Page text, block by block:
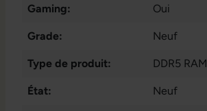
Gaming: Oui
Grade: Neuf
Type de produit: DDR5 RAM
État: Neuf